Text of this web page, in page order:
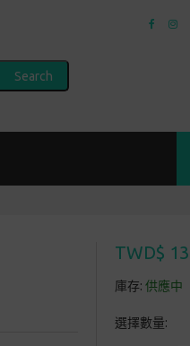
Search
TWD$
庫存: 供應中
選擇數量: